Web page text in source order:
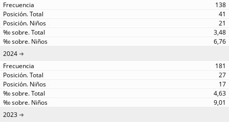
138
41
21
3,48
6,76
2024
181
27
17
4,63
9,01
2023